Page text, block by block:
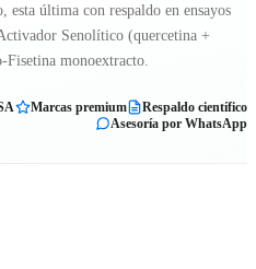
última con respaldo en ensayos
Senolítico (quercetina +
monoextracto.
Marcas premium
Respaldo científico
Asesoría por WhatsApp